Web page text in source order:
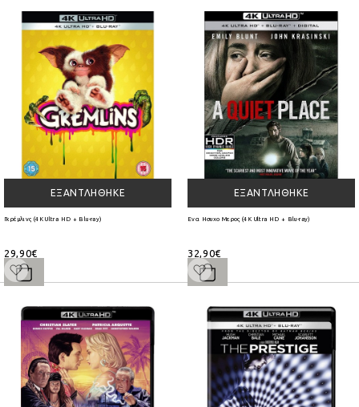
ΕΞΑΝΤΛΉΘΗΚΕ
Γκρέμλινς (4K Ultra HD + Blu-ray)
29,90€
ΕΞΑΝΤΛΉΘΗΚΕ
Ενα Ησυχο Μερος (4K Ultra HD + Blu-ray)
32,90€